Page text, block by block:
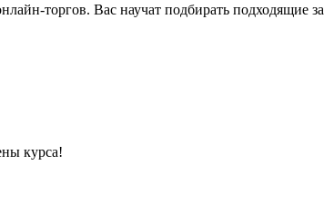
торгов. Вас научат подбирать подходящие
курса!